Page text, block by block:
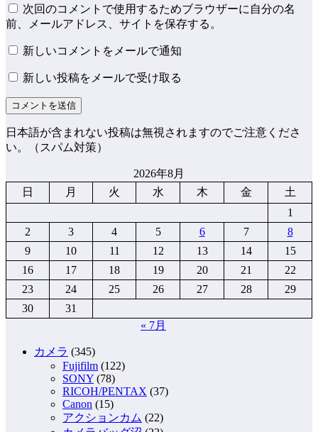
次回のコメントで使用するためブラウザーに自分の名
前、メールアドレス、サイトを保存する。
新しいコメントをメールで通知
新しい投稿をメールで受け取る
日本語が含まれない投稿は無視されますのでご注意くださ
い。（スパム対策）
2026年8月
日
月 火 水 木 金
土
1
2
3 4 5 6 7
8
9
10 11 12 13 14
15
16
17 18 19 20 21
22
23
24 25 26 27 28
29
30
31
« 7月
カメラ (345)
Fujifilm (122)
SONY (78)
RICOH/PENTAX (37)
Canon (15)
アクションカム (22)